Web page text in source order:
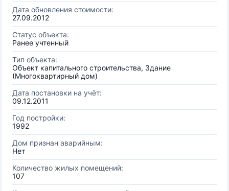
Дата обновления стоимости:
27.09.2012
Статус объекта:
Ранее учтенный
Тип объекта:
Объект капитального строительства, Здание
(Многоквартирный дом)
Дата постановки на учёт:
09.12.2011
Год постройки:
1992
Дом признан аварийным:
Нет
Количество жилых помещений:
107